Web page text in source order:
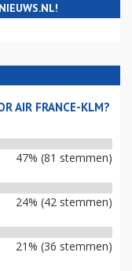
AIR FRANCE-KLM?
47% (81 stemmen)
24% (42 stemmen)
21% (36 stemmen)